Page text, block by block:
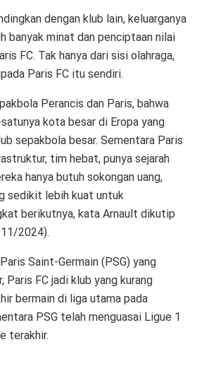
dengan klub lain, keluarganya
banyak minat dan penciptaan nilai
FC. Tak hanya dari sisi olahraga,
Paris FC itu sendiri.
Perancis dan Paris, bahwa
kota besar di Eropa yang
sepakbola besar. Sementara Paris
tim hebat, punya sejarah
hanya butuh sokongan uang,
sedikit lebih kuat untuk
berikutnya, kata Arnault dikutip
2024).
Saint-Germain (PSG) yang
Paris FC jadi klub yang kurang
bermain di liga utama pada
PSG telah menguasai Ligue 1
terakhir.